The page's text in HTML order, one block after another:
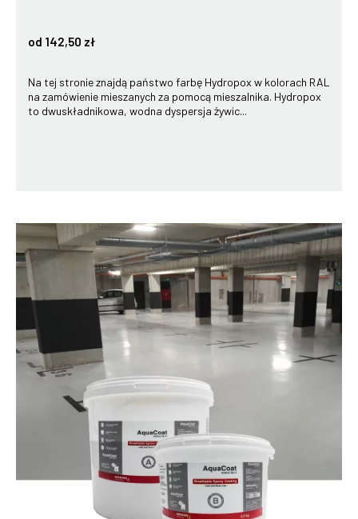
od 142,50 zł
Na tej stronie znajdą państwo farbę Hydropox w kolorach RAL
na zamówienie mieszanych za pomocą mieszalnika. Hydropox
to dwuskładnikowa, wodna dyspersja żywic...